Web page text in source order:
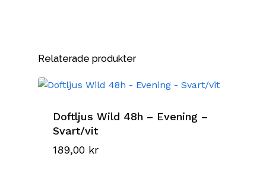
Relaterade produkter
Doftljus Wild 48h – Evening –
Svart/vit
189,00 kr